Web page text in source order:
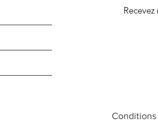
Recevez
Conditions